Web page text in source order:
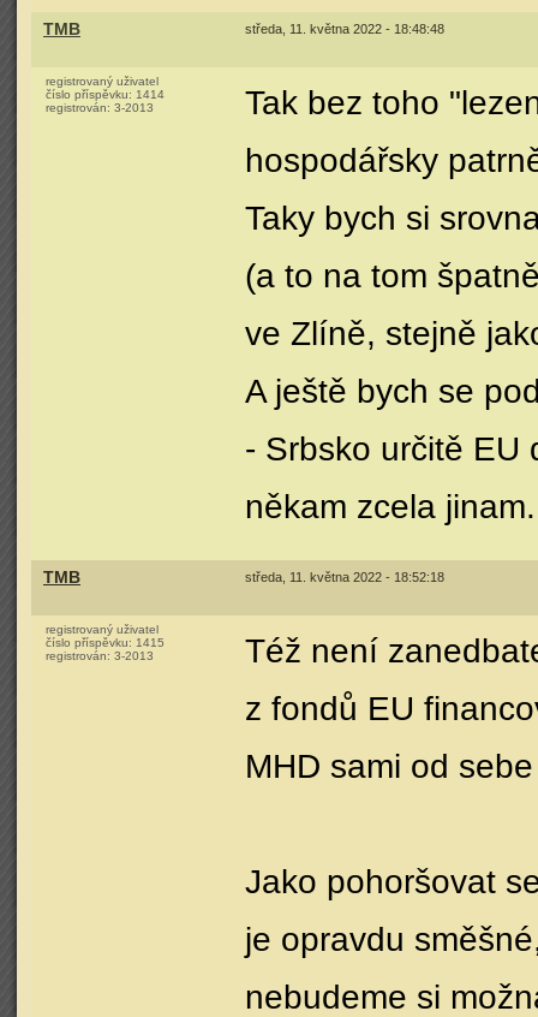
TMB středa, 11. května 2022 - 18:48:48
registrovaný uživatel
číslo příspěvku: 1414
registrován: 3-2013
Tak bez toho
hospodářsky
Taky bych si
(a to na tom
ve Zlíně, stejně
A ještě bych se
- Srbsko určitě EU
někam zcela jinam.
TMB středa, 11. května 2022 - 18:52:18
registrovaný uživatel
číslo příspěvku: 1415
registrován: 3-2013
Též není
z fondů EU
MHD sami od
Jako pohoršovat
je opravdu
nebudeme si